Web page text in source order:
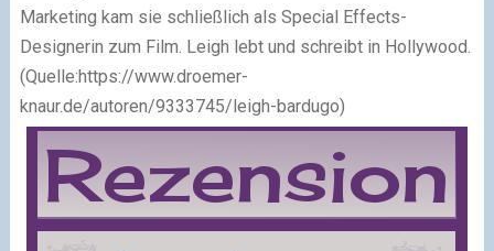
Marketing kam sie schließlich als Special Effects-
Designerin zum Film. Leigh lebt und schreibt in Hollywood.
(Quelle:https://www.droemer-
knaur.de/autoren/9333745/leigh-bardugo)